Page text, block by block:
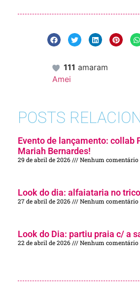
111 amaram
Amei
POSTS
Evento de lançamento: collab
Mariah Bernardes!
29 de abril de 2026 Nenhum comentário
Look do dia: alfaiataria no
27 de abril de 2026 Nenhum comentário
Look do Dia: partiu praia c/ a
22 de abril de 2026 Nenhum comentário